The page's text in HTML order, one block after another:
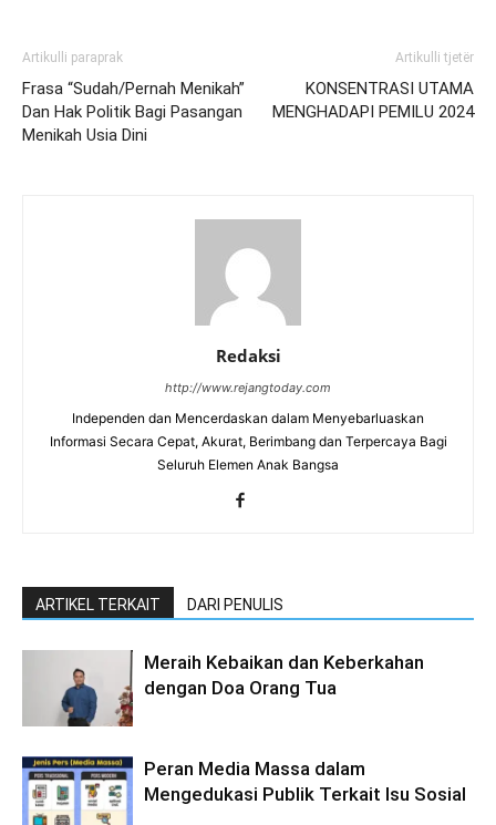
Artikulli paraprak
Frasa “Sudah/Pernah Menikah”
Dan Hak Politik Bagi Pasangan
Menikah Usia Dini
Artikulli tjetër
KONSENTRASI UTAMA
MENGHADAPI PEMILU 2024
Redaksi
http://www.rejangtoday.com
Independen dan Mencerdaskan dalam Menyebarluaskan
Informasi Secara Cepat, Akurat, Berimbang dan Terpercaya Bagi
Seluruh Elemen Anak Bangsa
ARTIKEL TERKAIT DARI PENULIS
Meraih Kebaikan dan Keberkahan
dengan Doa Orang Tua
Peran Media Massa dalam
Mengedukasi Publik Terkait Isu Sosial